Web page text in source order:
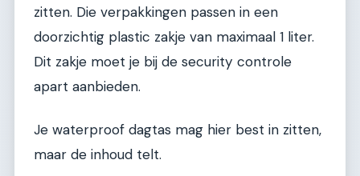
zitten. Die verpakkingen passen in een
doorzichtig plastic zakje van maximaal 1 liter.
Dit zakje moet je bij de security controle
apart aanbieden.
Je waterproof dagtas mag hier best in zitten,
maar de inhoud telt.